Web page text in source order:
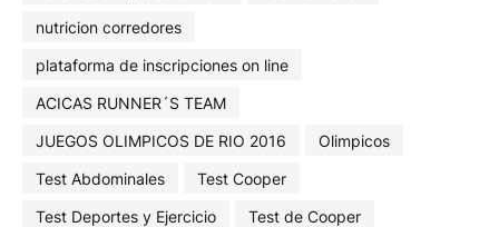
nutricion corredores
plataforma de inscripciones on line
ACICAS RUNNER´S TEAM
JUEGOS OLIMPICOS DE RIO 2016
Olimpicos
Test Abdominales
Test Cooper
Test Deportes y Ejercicio
Test de Cooper